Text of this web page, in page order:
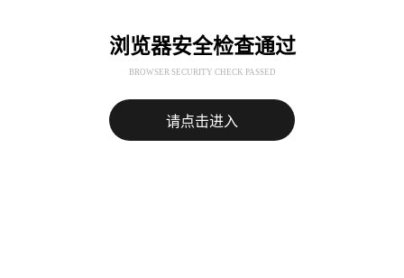
浏览器安全检查通过
BROWSER SECURITY CHECK PASSED
请点击进入